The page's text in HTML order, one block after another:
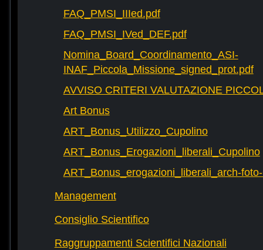
FAQ_PMSI_IIIed.pdf
FAQ_PMSI_IVed_DEF.pdf
Nomina_Board_Coordinamento_ASI-
INAF_Piccola_Missione_signed_prot.pdf
AVVISO CRITERI VALUTAZIONE
Art Bonus
ART_Bonus_Utilizzo_Cupolino
ART_Bonus_Erogazioni_liberali_Cupolino
ART_Bonus_erogazioni_liberali_arch-
Management
Consiglio Scientifico
Raggruppamenti Scientifici Nazionali